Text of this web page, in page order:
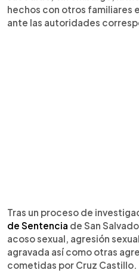
hechos con otros familiares
ante las autoridades
Tras un proceso de
de Sentencia de San
acoso sexual, agresión
agravada así como otras
cometidas por Cruz Castillo.